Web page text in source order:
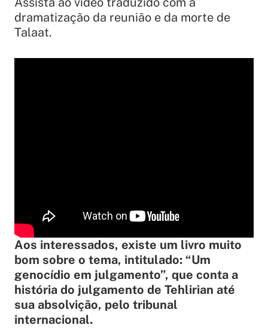
dramatização da reunião e da morte de
Talaat.
Aos interessados, existe um livro muito
bom sobre o tema, intitulado: “Um
genocídio em julgamento”, que conta a
história do julgamento de Tehlirian até
sua absolvição, pelo tribunal
internacional.